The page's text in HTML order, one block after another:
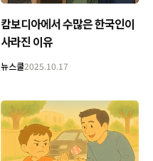
캄보디아에서 수많은 한국인이
사라진 이유
뉴스쿨2025.10.17